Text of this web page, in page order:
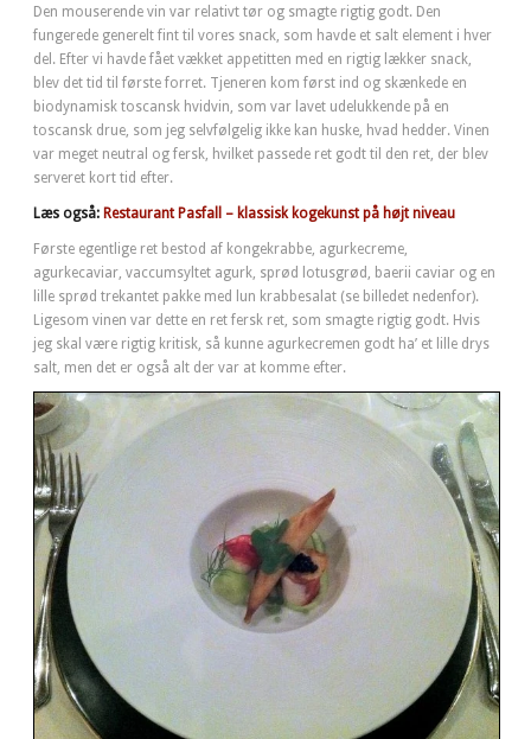
Den mouserende vin var relativt tør og smagte rigtig godt. Den
fungerede generelt fint til vores snack, som havde et salt element i hver
del. Efter vi havde fået vækket appetitten med en rigtig lækker snack,
blev det tid til første forret. Tjeneren kom først ind og skænkede en
biodynamisk toscansk hvidvin, som var lavet udelukkende på en
toscansk drue, som jeg selvfølgelig ikke kan huske, hvad hedder. Vinen
var meget neutral og fersk, hvilket passede ret godt til den ret, der blev
serveret kort tid efter.
Læs også: Restaurant Pasfall – klassisk kogekunst på højt niveau
Første egentlige ret bestod af kongekrabbe, agurkecreme,
agurkecaviar, vaccumsyltet agurk, sprød lotusgrød, baerii caviar og en
lille sprød trekantet pakke med lun krabbesalat (se billedet nedenfor).
Ligesom vinen var dette en ret fersk ret, som smagte rigtig godt. Hvis
jeg skal være rigtig kritisk, så kunne agurkecremen godt ha’ et lille drys
salt, men det er også alt der var at komme efter.